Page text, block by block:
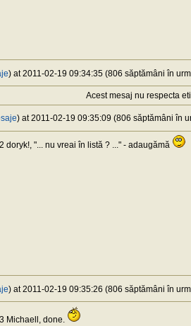
) at 2011-02-19 09:34:35 (806 săptămâni în
Acest mesaj nu respecta
) at 2011-02-19 09:35:09 (806 săptămâni în
doryk!, "... nu vreai în listă ? ..." - adaugămă
) at 2011-02-19 09:35:26 (806 săptămâni în
Michaell, done.